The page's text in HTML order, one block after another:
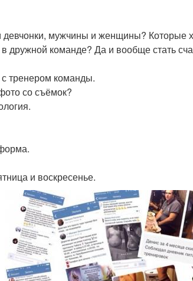
мужчины и женщины? Которые
дружной команде? Да и вообще стать
тренером команды.
со съёмок?
и воскресенье.